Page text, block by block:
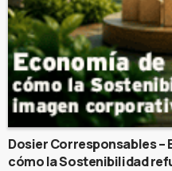
Dosier Corresponsables
cómo la Sostenibilidad